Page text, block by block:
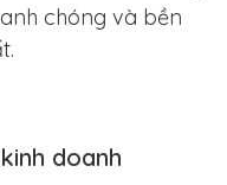
chóng và bền
doanh